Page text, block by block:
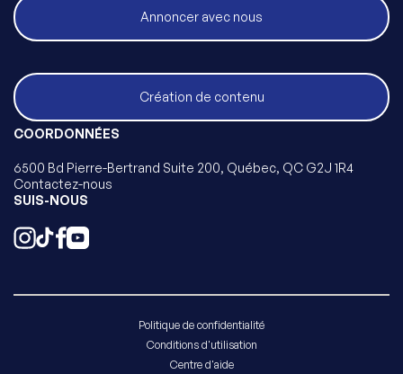
Annoncer avec nous
Création de contenu
COORDONNÉES
6500 Bd Pierre-Bertrand Suite 200, Québec, QC G2J 1R4
Contactez-nous
SUIS-NOUS
Politique de confidentialité
Conditions d'utilisation
Centre d'aide